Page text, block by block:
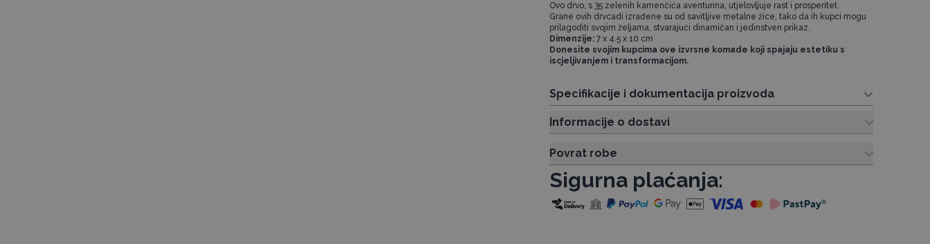
Ovo drvo, s 35 zelenih kamenčića aventurina, utjelovljuje rast i prosperitet.
Grane ovih drvcadi izrađene su od savitljive metalne žice, tako da ih kupci mogu
prilagoditi svojim željama, stvarajući dinamičan i jedinstven prikaz.
Dimenzije:7 x 4.5 x 10 cm
Donesite svojim kupcima ove izvrsne komade koji spajaju estetiku s
iscjeljivanjem i transformacijom.
Specifikacije i dokumentacija proizvoda
Informacije o dostavi
Povrat robe
Sigurna plaćanja: